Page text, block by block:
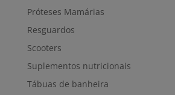
Próteses Mamárias
Resguardos
Scooters
Suplementos nutricionais
Tábuas de banheira